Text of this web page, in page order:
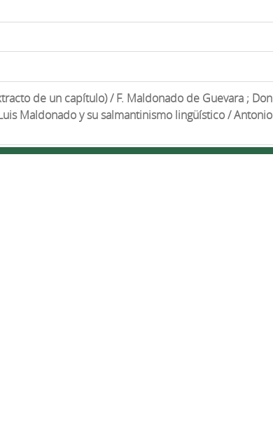
de un capítulo) / F. Maldonado de Guevara ; Don
Maldonado y su salmantinismo lingüístico / Antonio